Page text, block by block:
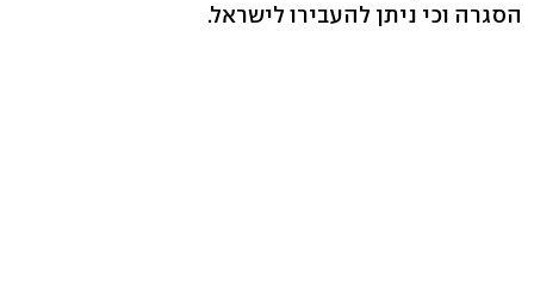
הסגרה וכי ניתן להעבירו לישראל.